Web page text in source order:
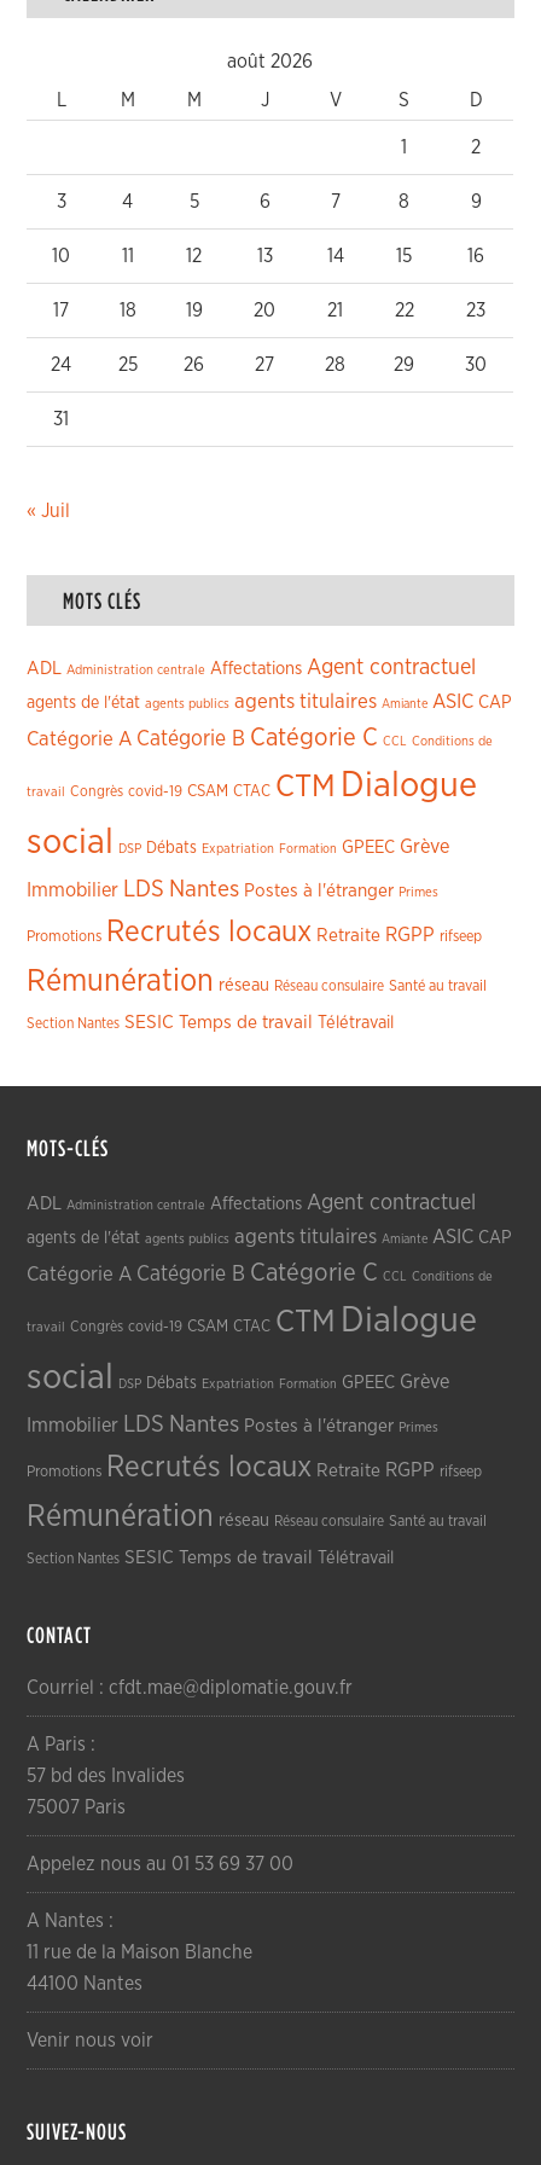
août 2026
M M J V S D
1 2
3 4 5 6 7 8 9
10 11 12 13 14 15 16
17 18 19 20 21 22 23
24 25 26 27 28 29 30
31
« Juil
MOTS CLÉS
ADL Administration centrale Affectations Agent contractuel
agents de l'état agents publics agents titulaires Amiante ASIC CAP
Catégorie A Catégorie B Catégorie C CCL Conditions de
travail Congrès covid-19 CSAM CTAC CTM Dialogue
social
DSP Débats Expatriation Formation GPEEC Grève
Immobilier LDS Nantes Postes à l'étranger Primes
Promotions Recrutés locaux Retraite RGPP rifseep
Rémunération réseau Réseau consulaire Santé au travail
Section Nantes SESIC Temps de travail Télétravail
MOTS-CLÉS
ADL Administration centrale Affectations Agent contractuel
agents de l'état agents publics agents titulaires Amiante ASIC CAP
Catégorie A Catégorie B Catégorie C CCL Conditions de
travail Congrès covid-19 CSAM CTAC CTM Dialogue
social
DSP Débats Expatriation Formation GPEEC Grève
Immobilier LDS Nantes Postes à l'étranger Primes
Promotions Recrutés locaux Retraite RGPP rifseep
Rémunération réseau Réseau consulaire Santé au travail
Section Nantes SESIC Temps de travail Télétravail
CONTACT
Courriel : cfdt.mae@diplomatie.gouv.fr
A Paris :
57 bd des Invalides
75007 Paris
Appelez nous au 01 53 69 37 00
A Nantes :
11 rue de la Maison Blanche
44100 Nantes
Venir nous voir
SUIVEZ-NOUS